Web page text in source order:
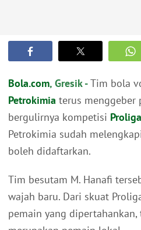
Bola.com, Gresik -Tim bola
Petrokimia terus menggeber
bergulirnya kompetisi
Petrokimia sudah
boleh didaftarkan.
Tim besutam M. Hanafi
wajah baru. Dari skuat
pemain yang